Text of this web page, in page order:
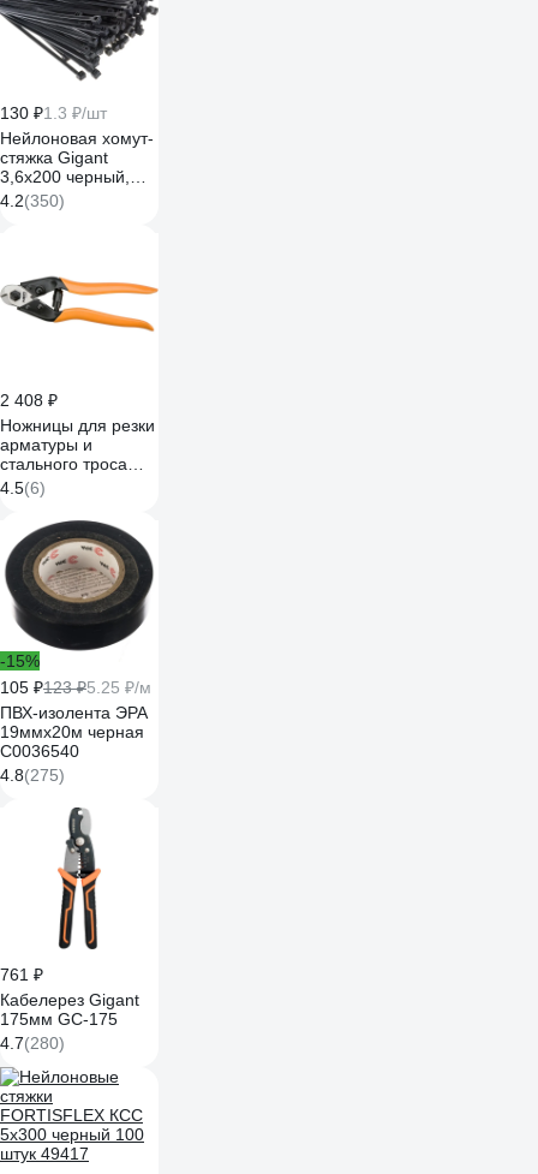
130 ₽1.3 ₽/шт
Нейлоновая хомут-
стяжка Gigant
3,6х200 черный,
100 шт G/1/4
4.2(350)
2 408 ₽
Ножницы для резки
арматуры и
стального троса
NEO Tools 190 мм
01-512
4.5(6)
-15%
105 ₽123 ₽5.25 ₽/м
ПВХ-изолента ЭРА
19ммх20м черная
C0036540
4.8(275)
761 ₽
Кабелерез Gigant
175мм GC-175
4.7(280)